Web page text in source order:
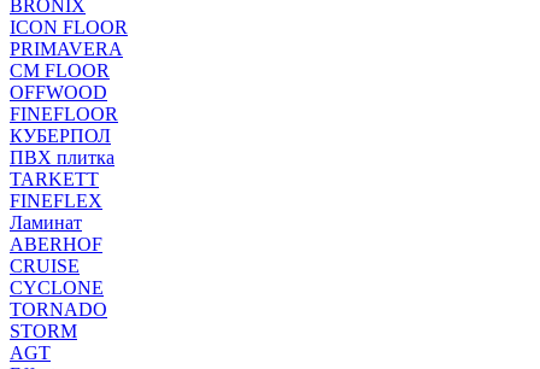
BRONIX
ICON FLOOR
PRIMAVERA
CM FLOOR
OFFWOOD
FINEFLOOR
КУБЕРПОЛ
ПВХ плитка
TARKETT
FINEFLEX
Ламинат
ABERHOF
CRUISE
CYCLONE
TORNADO
STORM
AGT